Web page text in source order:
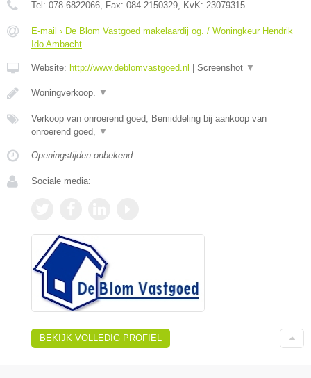
Tel: 078-6822066, Fax: 084-2150329, KvK: 23079315
E-mail › De Blom Vastgoed makelaardij og. / Woningkeur Hendrik
Ido Ambacht
Website: http://www.deblomvastgoed.nl Screenshot ▼
Woningverkoop. ▼
Verkoop van onroerend goed, Bemiddeling bij aankoop van
onroerend goed, ▼
Openingstijden onbekend
Sociale media:
BEKIJK VOLLEDIG PROFIEL